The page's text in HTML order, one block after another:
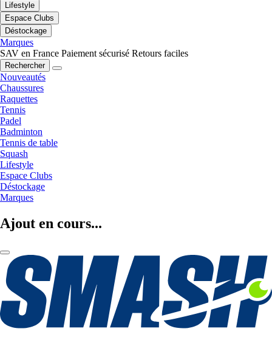
Lifestyle
Espace Clubs
Déstockage
Marques
SAV en France Paiement sécurisé Retours faciles
Rechercher
Nouveautés
Chaussures
Raquettes
Tennis
Padel
Badminton
Tennis de table
Squash
Lifestyle
Espace Clubs
Déstockage
Marques
Ajout en cours...